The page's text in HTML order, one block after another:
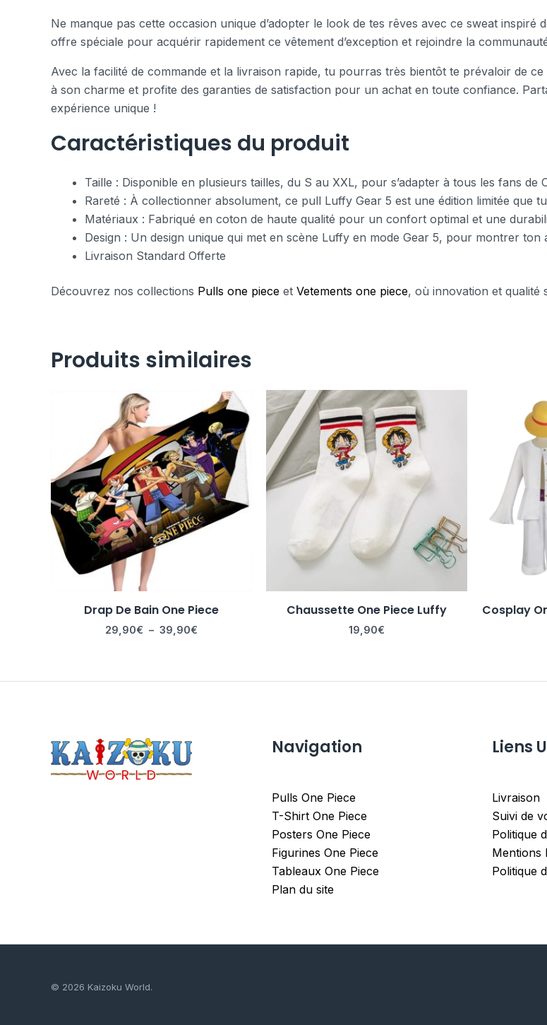
Ne manque pas cette occasion unique d’adopter le look de tes rêves avec ce sweat inspiré
offre spéciale pour acquérir rapidement ce vêtement d’exception et rejoindre la
Avec la facilité de commande et la livraison rapide, tu pourras très bientôt te prévaloir de
à son charme et profite des garanties de satisfaction pour un achat en toute confiance.
expérience unique !
Caractéristiques du produit
Taille : Disponible en plusieurs tailles, du S au XXL, pour s’adapter à tous les fans de
Rareté : À collectionner absolument, ce pull Luffy Gear 5 est une édition limitée que
Matériaux : Fabriqué en coton de haute qualité pour un confort optimal et une
Design : Un design unique qui met en scène Luffy en mode Gear 5, pour montrer
Livraison Standard Offerte
Découvrez nos collections Pulls one piece et Vetements one piece, où innovation et
Produits similaires
Drap De Bain One Piece
29,90€ – 39,90€
Plage
de
prix :
29,90€
à
39,90€
Chaussette One Piece Luffy
19,90€
Cosplay
Navigation
Pulls One Piece
T-Shirt One Piece
Posters One Piece
Figurines One Piece
Tableaux One Piece
Plan du site
Liens
Livraison
Suivi de
Politique
Mentions
Politique
© 2026 Kaizoku World.